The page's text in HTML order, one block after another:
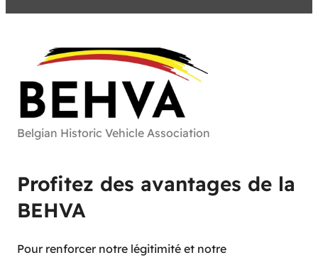
Belgian Historic Vehicle Association
Profitez des avantages de la
BEHVA
Pour renforcer notre légitimité et notre